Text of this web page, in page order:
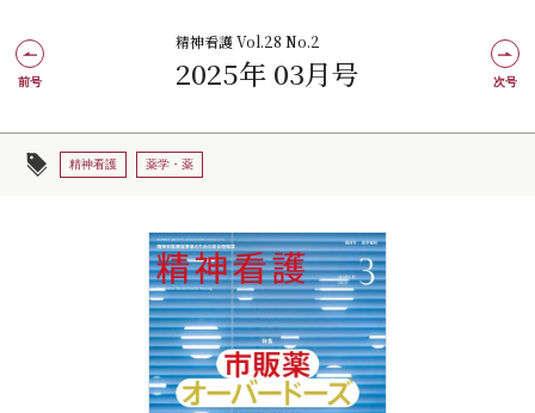
精神看護 Vol.28 No.2
2025年 03月号
前号 次号
精神看護 薬学・薬